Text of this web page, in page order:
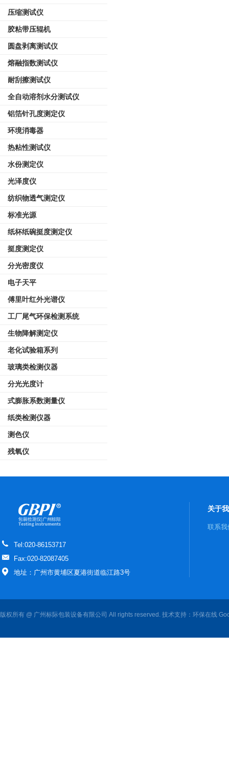
压缩测试仪
胶粘带压辊机
圆盘剥离测试仪
熔融指数测试仪
耐刮擦测试仪
全自动溶剂水分测试仪
铝箔针孔度测定仪
环境消毒器
热粘性测试仪
水份测定仪
光泽度仪
纺织物透气测定仪
标准光源
纸杯纸碗挺度测定仪
挺度测定仪
分光密度仪
电子天平
傅里叶红外光谱仪
工厂尾气环保检测系统
生物降解测定仪
老化试验箱系列
玻璃类检测仪器
分光光度计
式膨胀系数测量仪
纸类检测仪器
测色仪
残氧仪
Tel:020-86153717
Fax:020-82087405
地址：广州市黄埔区夏港街道临江路3号
关于
联系我
版权所有 @ 广州标际包装设备有限公司 All rights reserved. 技术支持： 环保在线